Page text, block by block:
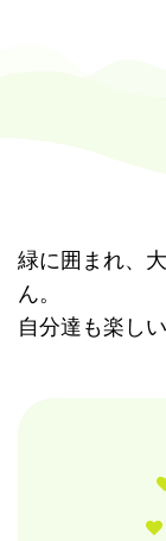
緑に囲まれ、
ん。
自分達も楽し